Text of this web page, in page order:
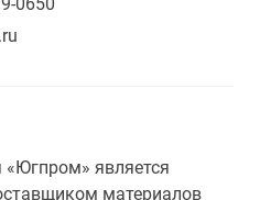
является
материалов